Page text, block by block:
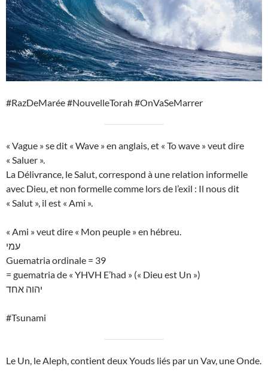
#RazDeMarée #NouvelleTorah #OnVaSeMarrer
« Vague » se dit « Wave » en anglais, et « To wave » veut dire
« Saluer ».
La Délivrance, le Salut, correspond à une relation informelle
avec Dieu, et non formelle comme lors de l’exil : Il nous dit
« Salut », il est « Ami ».
« Ami » veut dire « Mon peuple » en hébreu.
עמי
Guematria ordinale = 39
= guematria de « YHVH E’had » (« Dieu est Un »)
יהוה אחד
#Tsunami
Le Un, le Aleph, contient deux Youds liés par un Vav, une Onde.